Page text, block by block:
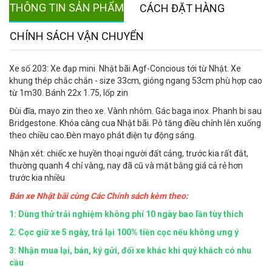
THÔNG TIN SẢN PHẨM CÁCH ĐẶT HÀNG
CHÍNH SÁCH VẬN CHUYỂN
Xe số 203: Xe đạp mini Nhật bãi Agf-Concious tới từ Nhật. Xe
khung thép chắc chắn - size 33cm, gióng ngang 53cm phù hợp cao
từ 1m30. Bánh 22x 1.75, lốp zin
Đùi đĩa, mayo zin theo xe. Vành nhôm. Gác baga inox. Phanh bi sau
Bridgestone. Khóa càng cua Nhật bãi. Pô tăng điều chỉnh lên xuống
theo chiều cao.Đèn mayo phát điện tự động sáng.
Nhận xét: chiếc xe huyền thoại người đất cảng, trước kia rất đắt,
thường quanh 4 chỉ vàng, nay đã cũ và mặt bằng giá cả rẻ hơn
trước kia nhiều
Bán xe Nhật bãi cùng Các Chính sách kèm theo:
1: Dùng thử trải nghiệm không phí 10 ngày bao lần tùy thích
2: Cọc giữ xe 5 ngày, trả lại 100% tiền cọc nếu không ưng ý
3: Nhận mua lại, bán, ký gửi, đổi xe khác khi quý khách có nhu
cầu